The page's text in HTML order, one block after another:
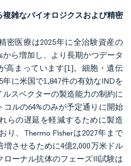
雑なバイオロジクスおよび精密
密医療は2025年に全治験資産の
から増加し、より長期かつデータ
高まっています[1]。細胞・遺伝
に米国で1,847件の有効なINDを
スベクターの製造能力の制約に
ルの64%のみが予定通りに開始
らの遅延を軽減するために製造
り、Thermo Fisherは2027年まで
させるために4億2,000万米ドル
ローナル抗体のフェーズIII試験は